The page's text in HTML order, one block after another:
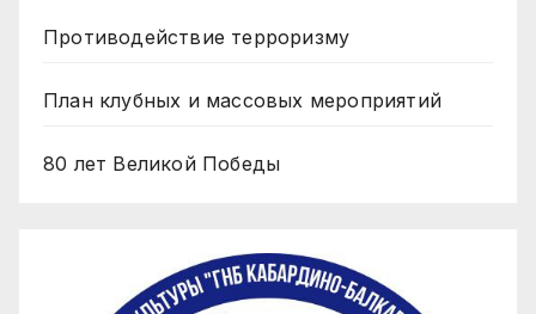
Противодействие терроризму
План клубных и массовых мероприятий
80 лет Великой Победы